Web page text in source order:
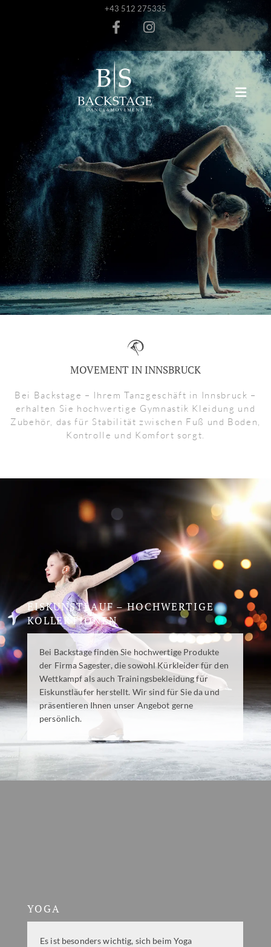
+43 512 275335
MOVEMENT IN INNSBRUCK
Bei Backstage – Ihrem Tanzgeschäft in Innsbruck –
erhalten Sie hochwertige Gymnastik Kleidung und
Zubehör, das für Stabilität zwischen Fuß und Boden,
Kontrolle und Komfort sorgt.
EISKUNSTLAUF – HOCHWERTIGE
KOLLEKTIONEN
Bei Backstage finden Sie hochwertige Produkte
der Firma Sagester, die sowohl Kürkleider für den
Wettkampf als auch Trainingsbekleidung für
Eiskunstläufer herstellt. Wir sind für Sie da und
präsentieren Ihnen unser Angebot gerne
persönlich.
YOGA
Es ist besonders wichtig, sich beim Yoga